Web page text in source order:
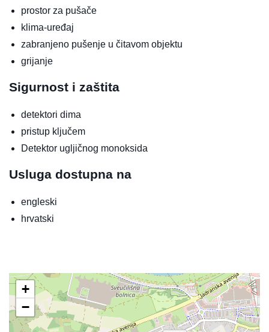
prostor za pušače
klima-uređaj
zabranjeno pušenje u čitavom objektu
grijanje
Sigurnost i zaštita
detektori dima
pristup ključem
Detektor ugljičnog monoksida
Usluga dostupna na
engleski
hrvatski
+
−